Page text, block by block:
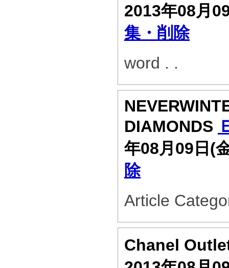
2013年08月
集・削除
word . .
DIAMONDS
年08月09日(
除
Article
Chanel